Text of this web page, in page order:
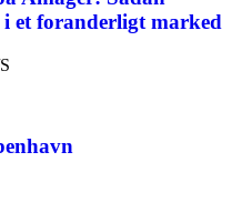
et foranderligt marked